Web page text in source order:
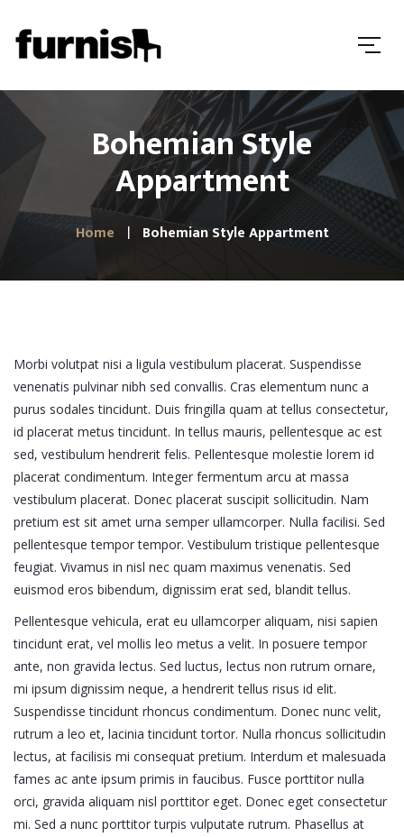
Bohemian Style
Appartment
Home Bohemian Style Appartment
Morbi volutpat nisi a ligula vestibulum placerat. Suspendisse
venenatis pulvinar nibh sed convallis. Cras elementum nunc a
purus sodales tincidunt. Duis fringilla quam at tellus consectetur,
id placerat metus tincidunt. In tellus mauris, pellentesque ac est
sed, vestibulum hendrerit felis. Pellentesque molestie lorem id
placerat condimentum. Integer fermentum arcu at massa
vestibulum placerat. Donec placerat suscipit sollicitudin. Nam
pretium est sit amet urna semper ullamcorper. Nulla facilisi. Sed
pellentesque tempor tempor. Vestibulum tristique pellentesque
feugiat. Vivamus in nisl nec quam maximus venenatis. Sed
euismod eros bibendum, dignissim erat sed, blandit tellus.
Pellentesque vehicula, erat eu ullamcorper aliquam, nisi sapien
tincidunt erat, vel mollis leo metus a velit. In posuere tempor
ante, non gravida lectus. Sed luctus, lectus non rutrum ornare,
mi ipsum dignissim neque, a hendrerit tellus risus id elit.
Suspendisse tincidunt rhoncus condimentum. Donec nunc velit,
rutrum a leo et, lacinia tincidunt tortor. Nulla rhoncus sollicitudin
lectus, at facilisis mi consequat pretium. Interdum et malesuada
fames ac ante ipsum primis in faucibus. Fusce porttitor nulla
orci, gravida aliquam nisl porttitor eget. Donec eget consectetur
mi. Sed a nunc porttitor turpis vulputate rutrum. Phasellus at